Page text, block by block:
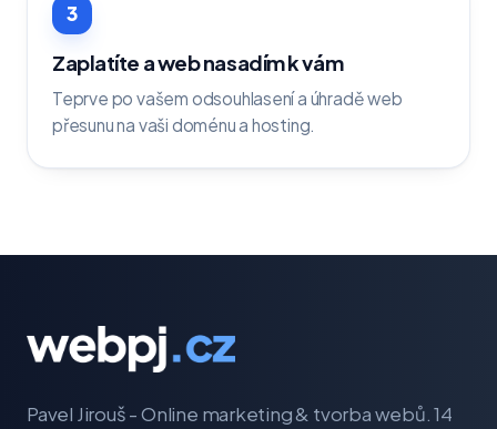
3
Zaplatíte a web nasadím k vám
Teprve po vašem odsouhlasení a úhradě web
přesunu na vaši doménu a hosting.
Pavel Jirouš - Online marketing & tvorba webů. 14